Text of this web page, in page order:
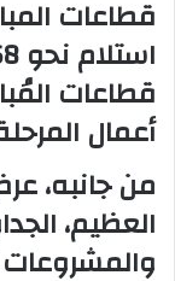
قطاعات
قطاعات
أعمال
من جانبه،
العظيم،